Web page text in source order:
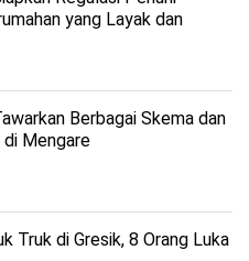
yang Layak dan
Berbagai Skema dan
di Mengare
Truk di Gresik, 8 Orang Luka